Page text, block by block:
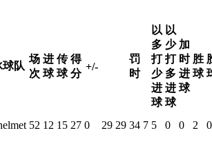
球队
场
次
进
球
传
球
得
分
+/-
罚
时
以
多
打
少
进
球
以
少
打
多
进
球
加
时
进
球
胜
球
52 12 15 27 0 29 29 34 7 5 0 0 2
0